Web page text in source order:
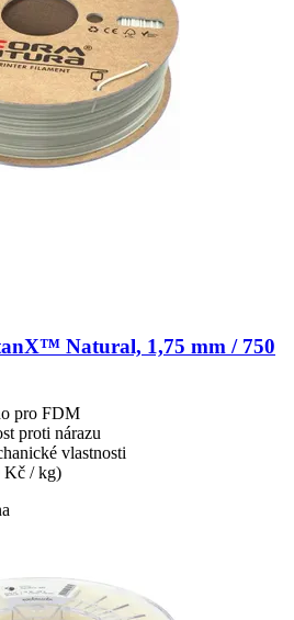
Natural, 1,75 mm / 750
pro FDM
proti nárazu
vlastnosti
Kč / kg)